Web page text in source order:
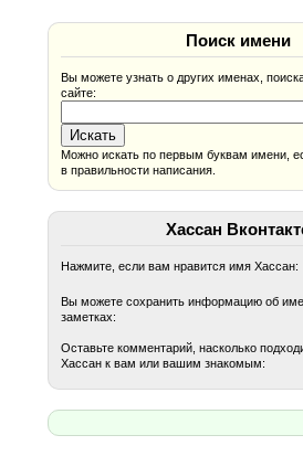
Поиск имени
Вы можете узнать о других именах,
сайте:
Можно искать по первым буквам имени,
в правильности написания.
Хассан
Нажмите, если вам нравится имя Хассан:
Вы можете сохранить информацию об
заметках:
Оставьте комментарий, насколько
Хассан к вам или вашим знакомым: